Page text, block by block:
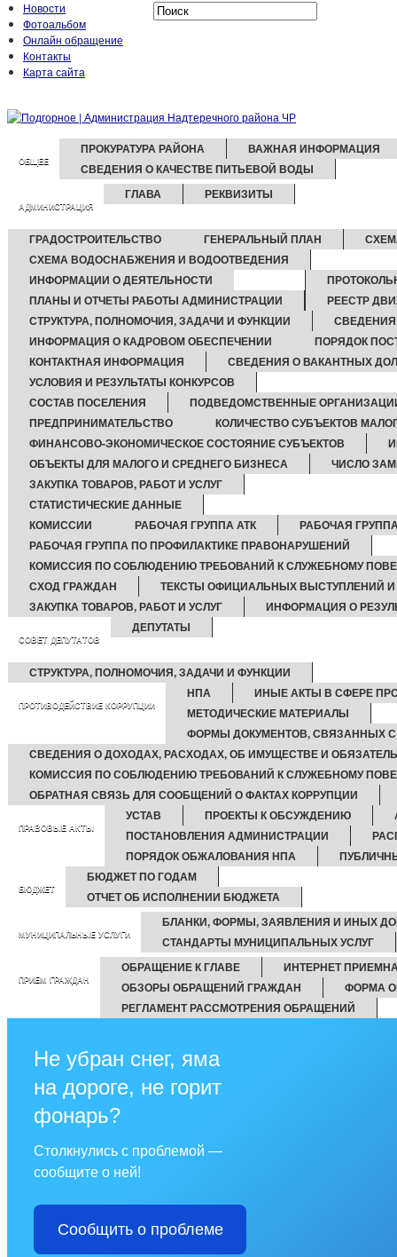
Новости
Фотоальбом
Онлайн обращение
Контакты
Карта сайта
ОБЩЕЕ
ПРОКУРАТУРА РАЙОНА
ВАЖНАЯ ИНФОРМАЦИЯ
СВЕДЕНИЯ О КАЧЕСТВЕ ПИТЬЕВОЙ ВОДЫ
АДМИНИСТРАЦИЯ
ГЛАВА РЕКВИЗИТЫ
ГРАДОСТРОИТЕЛЬСТВО ГЕНЕРАЛЬНЫЙ ПЛАН
СХЕМА ВОДОСНАБЖЕНИЯ И ВОДООТВЕДЕНИЯ
ИНФОРМАЦИИ О ДЕЯТЕЛЬНОСТИ
ПЛАНЫ И ОТЧЕТЫ РАБОТЫ АДМИНИСТРАЦИИ
РЕЕСТР
СТРУКТУРА, ПОЛНОМОЧИЯ, ЗАДАЧИ И ФУНКЦИИ
ИНФОРМАЦИЯ О КАДРОВОМ ОБЕСПЕЧЕНИИ
ПОРЯДОК
КОНТАКТНАЯ ИНФОРМАЦИЯ
СВЕДЕНИЯ О ВАКАНТНЫХ
УСЛОВИЯ И РЕЗУЛЬТАТЫ КОНКУРСОВ
СОСТАВ ПОСЕЛЕНИЯ
ПОДВЕДОМСТВЕННЫЕ
ПРЕДПРИНИМАТЕЛЬСТВО
КОЛИЧЕСТВО СУБЪЕКТОВ
ФИНАНСОВО-ЭКОНОМИЧЕСКОЕ СОСТОЯНИЕ СУБЪЕКТОВ
ОБЪЕКТЫ ДЛЯ МАЛОГО И СРЕДНЕГО БИЗНЕСА
ЧИСЛО
ЗАКУПКА ТОВАРОВ, РАБОТ И УСЛУГ
СТАТИСТИЧЕСКИЕ ДАННЫЕ
КОМИССИИ
РАБОЧАЯ ГРУППА АТК
РАБОЧАЯ
РАБОЧАЯ ГРУППА ПО ПРОФИЛАКТИКЕ ПРАВОНАРУШЕНИЙ
КОМИССИЯ ПО СОБЛЮДЕНИЮ ТРЕБОВАНИЙ К СЛУЖЕБНОМУ
СХОД ГРАЖДАН
ТЕКСТЫ ОФИЦИАЛЬНЫХ ВЫСТУПЛЕНИЙ
ЗАКУПКА ТОВАРОВ, РАБОТ И УСЛУГ
ИНФОРМАЦИЯ О
СОВЕТ ДЕПУТАТОВ
ДЕПУТАТЫ
СТРУКТУРА, ПОЛНОМОЧИЯ, ЗАДАЧИ И ФУНКЦИИ
ПРОТИВОДЕЙСТВИЕ КОРРУПЦИИ
НПА
ИНЫЕ АКТЫ В СФЕРЕ
МЕТОДИЧЕСКИЕ МАТЕРИАЛЫ
ФОРМЫ ДОКУМЕНТОВ, СВЯЗАННЫХ
СВЕДЕНИЯ О ДОХОДАХ, РАСХОДАХ, ОБ ИМУЩЕСТВЕ И
КОМИССИЯ ПО СОБЛЮДЕНИЮ ТРЕБОВАНИЙ К СЛУЖЕБНОМУ
ОБРАТНАЯ СВЯЗЬ ДЛЯ СООБЩЕНИЙ О ФАКТАХ КОРРУПЦИИ
ПРАВОВЫЕ АКТЫ
УСТАВ ПРОЕКТЫ К ОБСУЖДЕНИЮ
ПОСТАНОВЛЕНИЯ АДМИНИСТРАЦИИ
ПОРЯДОК ОБЖАЛОВАНИЯ НПА
БЮДЖЕТ
БЮДЖЕТ ПО ГОДАМ
ОТЧЕТ ОБ ИСПОЛНЕНИИ БЮДЖЕТА
МУНИЦИПАЛЬНЫЕ УСЛУГИ
БЛАНКИ, ФОРМЫ, ЗАЯВЛЕНИЯ И ИНЫХ
СТАНДАРТЫ МУНИЦИПАЛЬНЫХ УСЛУГ
ПРИЕМ ГРАЖДАН
ОБРАЩЕНИЕ К ГЛАВЕ
ИНТЕРНЕТ
ОБЗОРЫ ОБРАЩЕНИЙ ГРАЖДАН
ФОРМА
РЕГЛАМЕНТ РАССМОТРЕНИЯ ОБРАЩЕНИЙ
Не убран снег, яма
на дороге, не горит
фонарь?
Столкнулись с проблемой —
сообщите о ней!
Сообщить о проблеме